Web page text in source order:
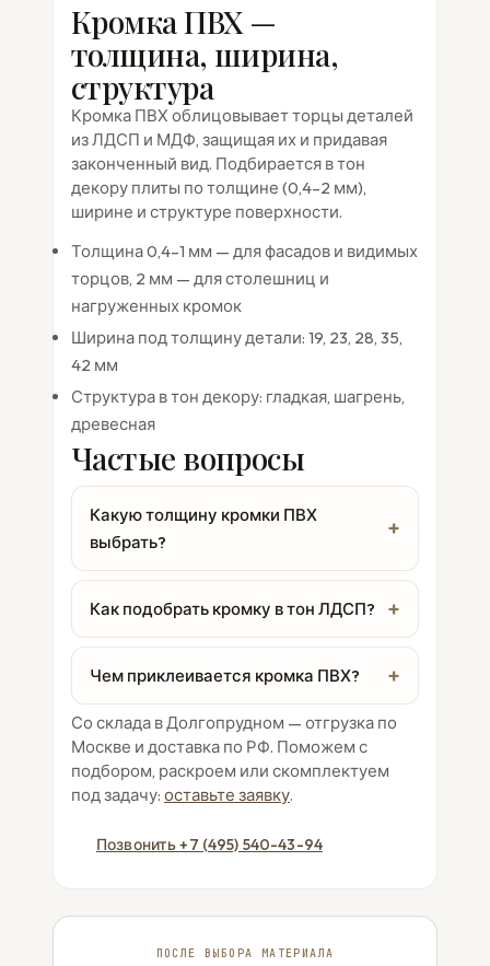
Кромка ПВХ —
толщина, ширина,
структура
Кромка ПВХ облицовывает торцы деталей
из ЛДСП и МДФ, защищая их и придавая
законченный вид. Подбирается в тон
декору плиты по толщине (0,4–2 мм),
ширине и структуре поверхности.
Толщина 0,4–1 мм — для фасадов и видимых
торцов, 2 мм — для столешниц и
нагруженных кромок
Ширина под толщину детали: 19, 23, 28, 35,
42 мм
Структура в тон декору: гладкая, шагрень,
древесная
Частые вопросы
Какую толщину кромки ПВХ
выбрать?
Как подобрать кромку в тон ЛДСП?
Чем приклеивается кромка ПВХ?
Со склада в Долгопрудном — отгрузка по
Москве и доставка по РФ. Поможем с
подбором, раскроем или скомплектуем
под задачу: оставьте заявку.
Позвонить +7 (495) 540-43-94
ПОСЛЕ ВЫБОРА МАТЕРИАЛА